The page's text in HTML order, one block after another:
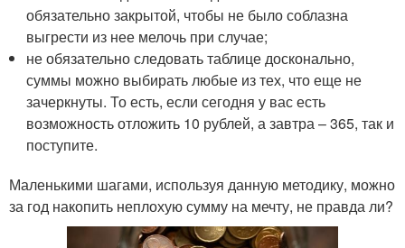
обязательно закрытой, чтобы не было соблазна
выгрести из нее мелочь при случае;
не обязательно следовать таблице досконально,
суммы можно выбирать любые из тех, что еще не
зачеркнуты. То есть, если сегодня у вас есть
возможность отложить 10 рублей, а завтра – 365, так и
поступите.
Маленькими шагами, используя данную методику, можно
за год накопить неплохую сумму на мечту, не правда ли?